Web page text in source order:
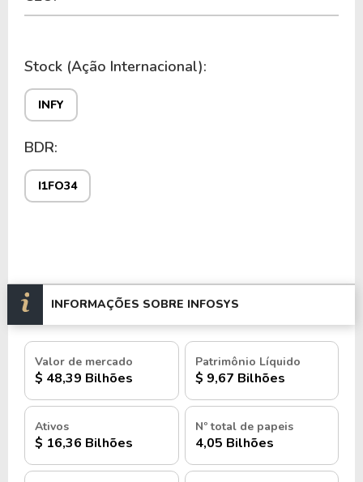
Stock (Ação Internacional):
INFY
BDR:
I1FO34
INFORMAÇÕES SOBRE INFOSYS
Valor de mercado
$ 48,39 Bilhões
Patrimônio Líquido
$ 9,67 Bilhões
Ativos
$ 16,36 Bilhões
Nº total de papeis
4,05 Bilhões